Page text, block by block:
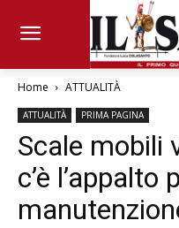
Home ATTUALITÀ
ATTUALITÀ PRIMA PAGINA
Scale mobili
c’è l’appalto